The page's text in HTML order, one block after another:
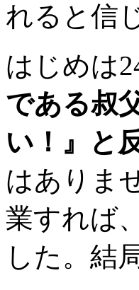
れると信
はじめは
である叔
い！』と
はありま
業すれば
した。結